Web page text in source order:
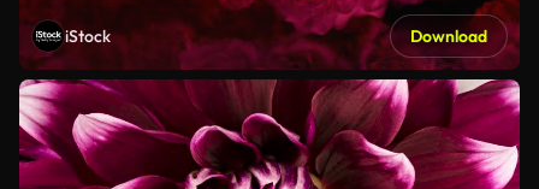
iStock Download